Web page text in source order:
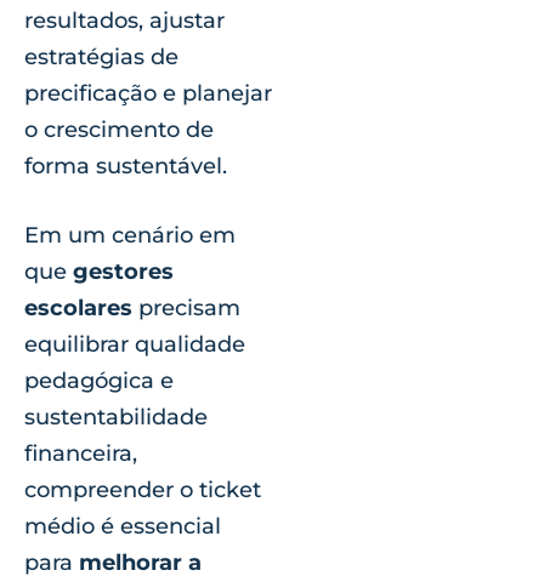
resultados, ajustar
estratégias de
precificação e planejar
o crescimento de
forma sustentável.
Em um cenário em
que gestores
escolares precisam
equilibrar qualidade
pedagógica e
sustentabilidade
financeira,
compreender o ticket
médio é essencial
para melhorar a